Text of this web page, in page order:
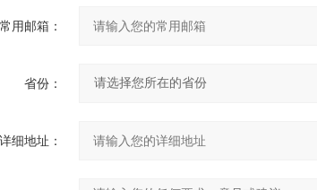
常用邮箱：
省份：
详细地址：